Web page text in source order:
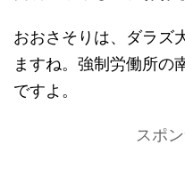
おおさそりは、ダラズ
ますね。強制労働所の
ですよ。
スポ